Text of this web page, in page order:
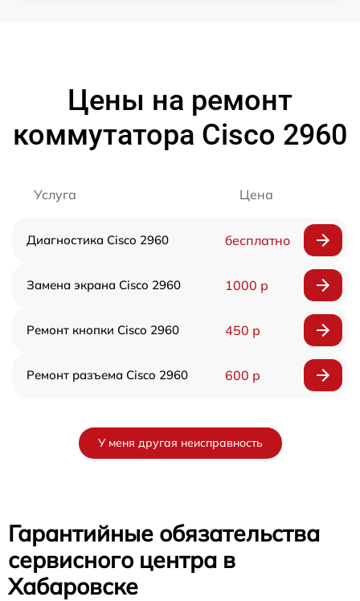
Цены на ремонт
коммутатора Cisco 2960
Услуга Цена
Диагностика Cisco 2960 бесплатно
Замена экрана Cisco 2960 1000 р
Ремонт кнопки Cisco 2960 450 р
Ремонт разъема Cisco 2960 600 р
У меня другая неисправность
Гарантийные обязательства
сервисного центра в
Хабаровске